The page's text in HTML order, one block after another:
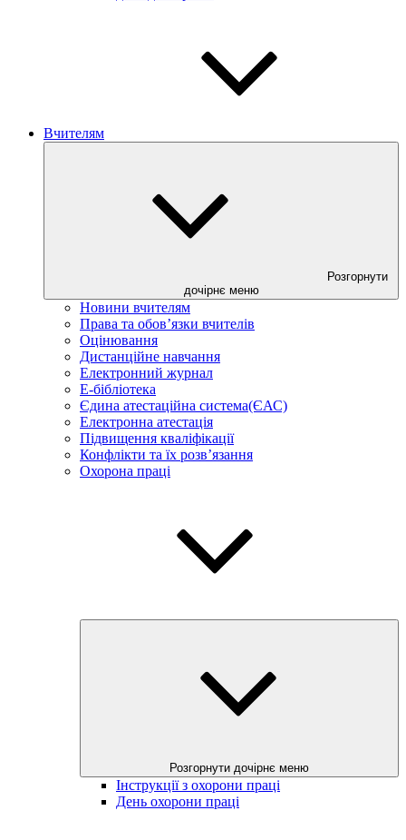
Вчителям
Розгорнути
дочірнє меню
Новини вчителям
Права та обов’язки вчителів
Оцінювання
Дистанційне навчання
Електронний журнал
E-бібліотека
Єдина атестаційна система(ЄАС)
Електронна атестація
Підвищення кваліфікації
Конфлікти та їх розв’язання
Охорона праці
Розгорнути дочірнє меню
Інструкції з охорони праці
День охорони праці